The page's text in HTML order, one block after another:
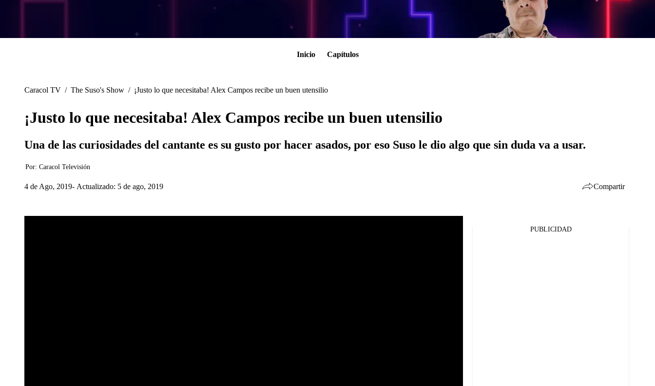
Inicio Capítulos
Caracol TV / The Suso's Show / ¡Justo lo que necesitaba! Alex Campos recibe un buen utensilio
¡Justo lo que necesitaba! Alex Campos recibe un buen utensilio
Una de las curiosidades del cantante es su gusto por hacer asados, por eso Suso le dio algo que sin duda va a usar.
Por: Caracol Televisión
4 de Ago, 2019 Actualizado: 5 de ago, 2019 Compartir
PUBLICIDAD